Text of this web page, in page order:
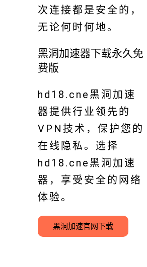
次连接都是安全的，
无论何时何地。
黑洞加速器下载永久免
费版
hd18.cne黑洞加速
器提供行业领先的
VPN技术，保护您的
在线隐私。选择
hd18.cne黑洞加速
器，享受安全的网络
体验。
黑洞加速官网下载